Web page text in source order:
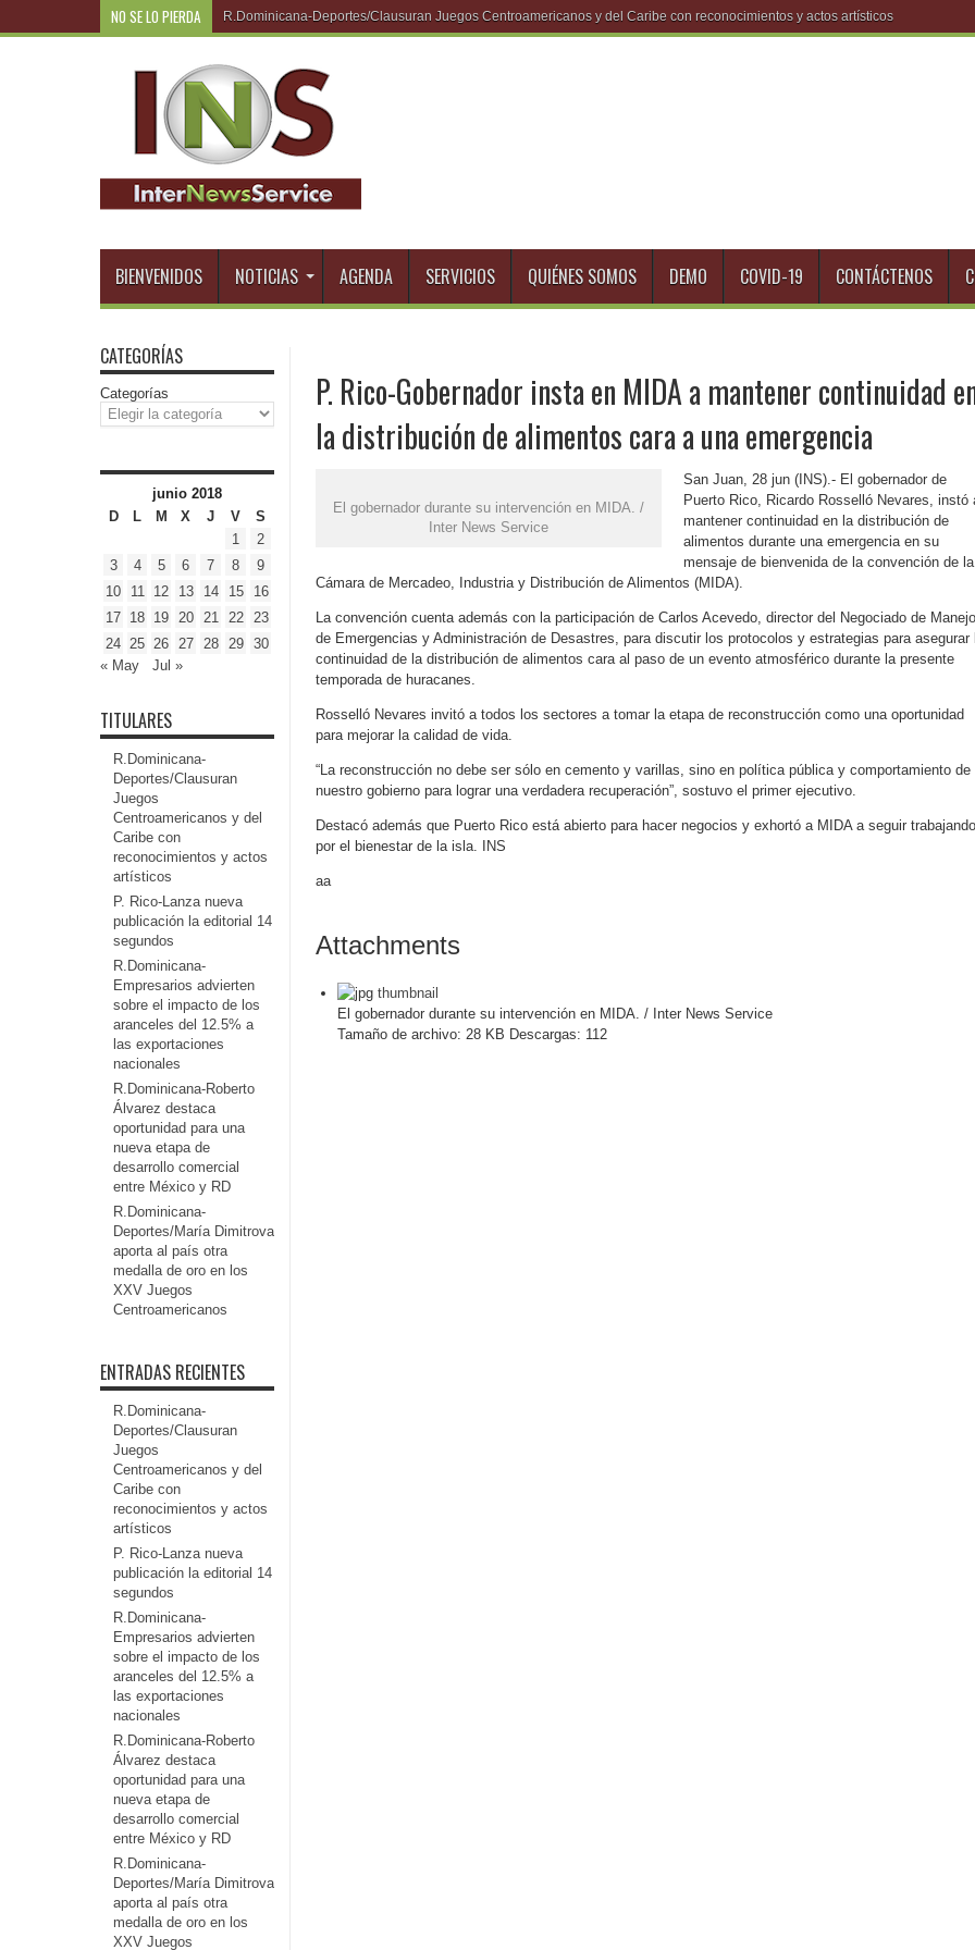
NO SE LO PIERDA P.
BIENVENIDOS NOTICIAS AGENDA SERVICIOS QUIÉNES SOMOS DEMO COVID-19 CONTÁCTENOS
P. Rico-Gobernador insta en MIDA a mantener continuidad
la distribución de alimentos cara a una emergencia
El gobernador durante su intervención en MIDA. /
Inter News Service
San Juan, 28 jun (INS).- El gobernador de
Puerto Rico, Ricardo Rosselló Nevares, instó
mantener continuidad en la distribución de
alimentos durante una emergencia en su
mensaje de bienvenida de la convención de la
Cámara de Mercadeo, Industria y Distribución de Alimentos (MIDA).
La convención cuenta además con la participación de Carlos Acevedo, director del Negociado de Manejo
de Emergencias y Administración de Desastres, para discutir los protocolos y estrategias para asegurar
continuidad de la distribución de alimentos cara al paso de un evento atmosférico durante la presente
temporada de huracanes.
Rosselló Nevares invitó a todos los sectores a tomar la etapa de reconstrucción como una oportunidad
para mejorar la calidad de vida.
“La reconstrucción no debe ser sólo en cemento y varillas, sino en política pública y comportamiento de
nuestro gobierno para lograr una verdadera recuperación”, sostuvo el primer ejecutivo.
Destacó además que Puerto Rico está abierto para hacer negocios y exhortó a MIDA a seguir trabajando
por el bienestar de la isla. INS
aa
Attachments
thumbnail
El gobernador durante su intervención en MIDA. / Inter News Service
Tamaño de archivo: 28 KB Descargas: 112
CATEGORÍAS
Categorías
junio 2018
D
L M X J V
S
1
2
3
4 5 6 7 8
9
10
11 12 13 14 15
16
17 18 19 20 21 22
23
24 25 26 27 28 29
30
« May
Jul »
TITULARES
R.Dominicana-
Deportes/Clausuran
Juegos
Centroamericanos y del
Caribe con
reconocimientos y actos
artísticos
P. Rico-Lanza nueva
publicación la editorial 14
segundos
R.Dominicana-
Empresarios advierten
sobre el impacto de los
aranceles del 12.5% a
las exportaciones
nacionales
R.Dominicana-Roberto
Álvarez destaca
oportunidad para una
nueva etapa de
desarrollo comercial
entre México y RD
R.Dominicana-
Deportes/María Dimitrova
aporta al país otra
medalla de oro en los
XXV Juegos
Centroamericanos
ENTRADAS RECIENTES
R.Dominicana-
Deportes/Clausuran
Juegos
Centroamericanos y del
Caribe con
reconocimientos y actos
artísticos
P. Rico-Lanza nueva
publicación la editorial 14
segundos
R.Dominicana-
Empresarios advierten
sobre el impacto de los
aranceles del 12.5% a
las exportaciones
nacionales
R.Dominicana-Roberto
Álvarez destaca
oportunidad para una
nueva etapa de
desarrollo comercial
entre México y RD
R.Dominicana-
Deportes/María Dimitrova
aporta al país otra
medalla de oro en los
XXV Juegos